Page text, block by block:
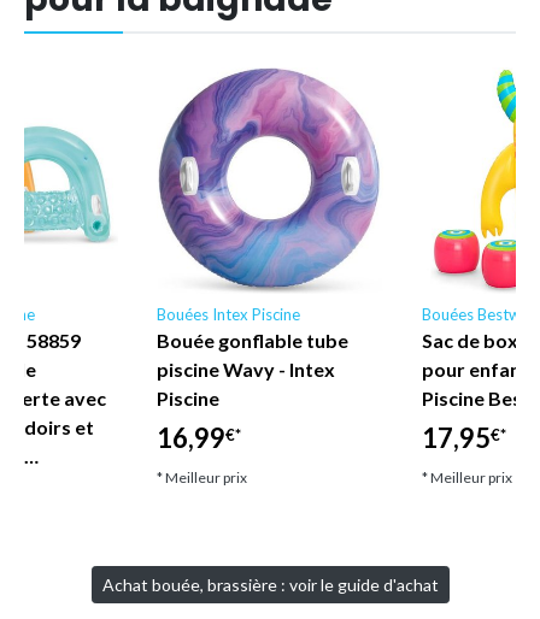
- 58859
avec
et
Bouées Intex Piscine
Bouée gonflable tube
piscine Wavy - Intex
Piscine
16,99€*
* Meilleur prix
Bouées Bestway
Sac de boxe
pour
Piscine
17,95€*
* Meilleur prix
Achat bouée, brassière : voir le guide d'achat